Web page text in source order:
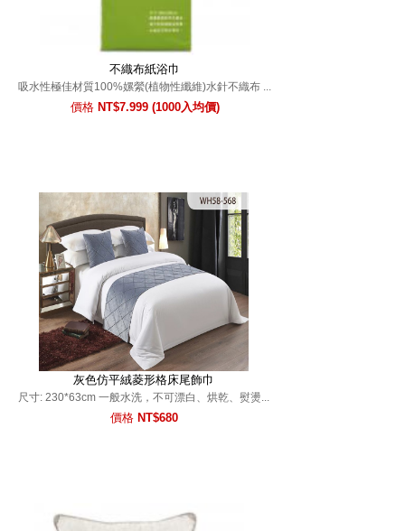
不織布紙浴巾
吸水性極佳材質100%嫘縈(植物性纖維)水針不織布 ...
價格 NT$7.999 (1000入均價)
灰色仿平絨菱形格床尾飾巾
尺寸: 230*63cm 一般水洗，不可漂白、烘乾、熨燙...
價格 NT$680